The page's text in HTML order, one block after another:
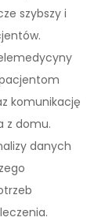
szybszy i
komunikację
z domu.
danych